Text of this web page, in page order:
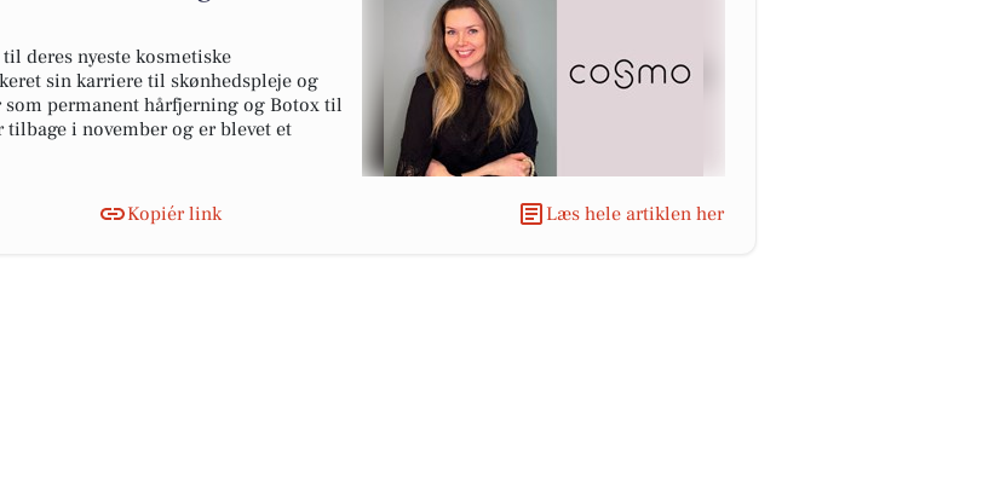
deres nyeste kosmetiske
sin karriere til skønhedspleje og
permanent hårfjerning og Botox til
i november og er blevet et
Kopiér link Læs hele artiklen her